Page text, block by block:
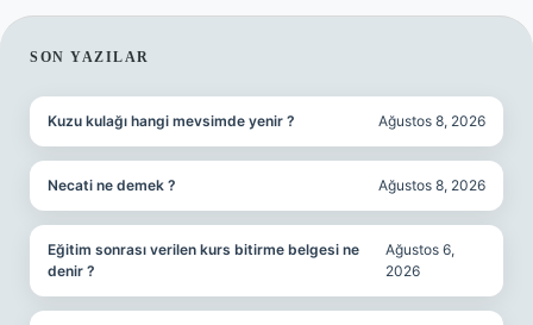
SIDEBAR
SON YAZILAR
Kuzu kulağı hangi mevsimde yenir ? Ağustos 8, 2026
Necati ne demek ? Ağustos 8, 2026
Eğitim sonrası verilen kurs bitirme belgesi ne
denir ?
Ağustos 6,
2026